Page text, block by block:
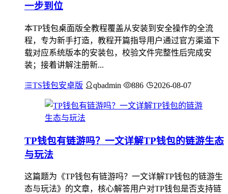
一步到位
本TP钱包桌面版全教程覆盖从安装到安全操作的全流
程，专为新手打造，教程开篇指导用户通过官方渠道下
载对应系统版本的安装包，校验文件完整性后完成安
装；接着讲解注册新...
TS钱包安卓版 qbadmin 886 2026-08-07
TP钱包有链游吗？一文详解TP钱包的链游生态
与玩法
这篇题为《TP钱包有链游吗？一文详解TP钱包的链游生
态与玩法》的文章，核心解答用户对TP钱包是否支持链